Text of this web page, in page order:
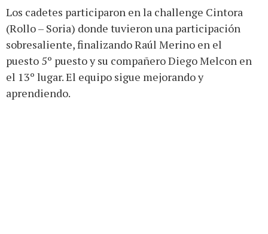
Los cadetes participaron en la challenge Cintora
(Rollo – Soria) donde tuvieron una participación
sobresaliente, finalizando Raúl Merino en el
puesto 5º puesto y su compañero Diego Melcon en
el 13º lugar. El equipo sigue mejorando y
aprendiendo.